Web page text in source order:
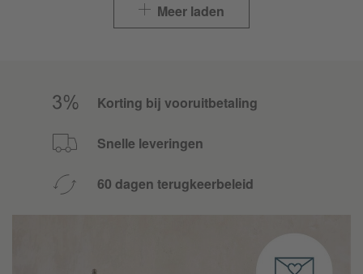
Meer laden
Korting bij vooruitbetaling
Snelle leveringen
60 dagen terugkeerbeleid